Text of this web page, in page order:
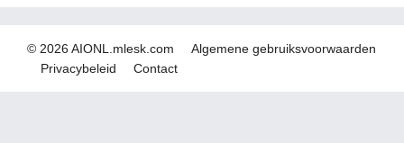
© 2026 AIONL.mlesk.com
Algemene gebruiksvoorwaarden
Privacybeleid
Contact